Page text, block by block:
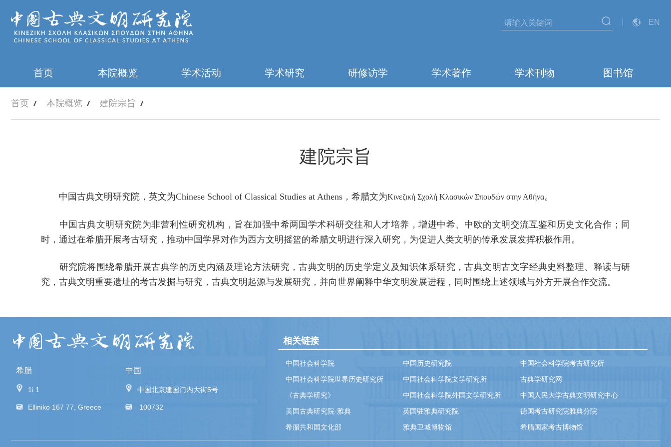
EN
首页 本院概览 学术活动 学术研究 研修访学 学术著作 学术刊物 图书馆
首页 本院概览 建院宗旨
建院宗旨
中国古典文明研究院，英文为Chinese School of Classical Studies at Athens ，希腊文为Κινεζική Σχολή Κλασικών Σπουδών στην Αθήνα。
中国古典文明研究院为非营利性研究机构，旨在加强中希两国学术科研交往和人才培养，增进中希、中欧的文明交流互鉴和历史文化合作；同
时，通过在希腊开展考古研究，推动中国学界对作为西方文明摇篮的希腊文明进行深入研究，为促进人类文明的传承发展发挥积极作用。
研究院将围绕希腊开展古典学的历史内涵及理论方法研究，古典文明的历史学定义及知识体系研究，古典文明古文字经典史料整理、释读与研
究，古典文明重要遗址的考古发掘与研究，古典文明起源与发展研究，并向世界阐释中华文明发展进程，同时围绕上述领域与外方开展合作交流。
希腊
1i 1
Elliniko 167 77, Greece
中国
中国北京建国门内大街5号
100732
相关链接
中国社会科学院 中国历史研究院
中国社会科学院考古研究所
中国社会科学院世界历史研究所
中国社会科学院文学研究所
古典学研究网
《古典学研究》
中国社会科学院外国文学研究所
中国人民大学古典文明研究中心
美国古典研究院-雅典
英国驻雅典研究院
德国考古研究院雅典分院
希腊共和国文化部
雅典卫城博物馆 希腊国家考古博物馆